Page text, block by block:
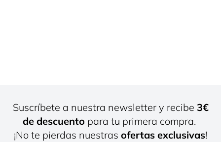
Suscríbete a nuestra newsletter y recibe 3€
de descuento para tu primera compra.
¡No te pierdas nuestras ofertas exclusivas!